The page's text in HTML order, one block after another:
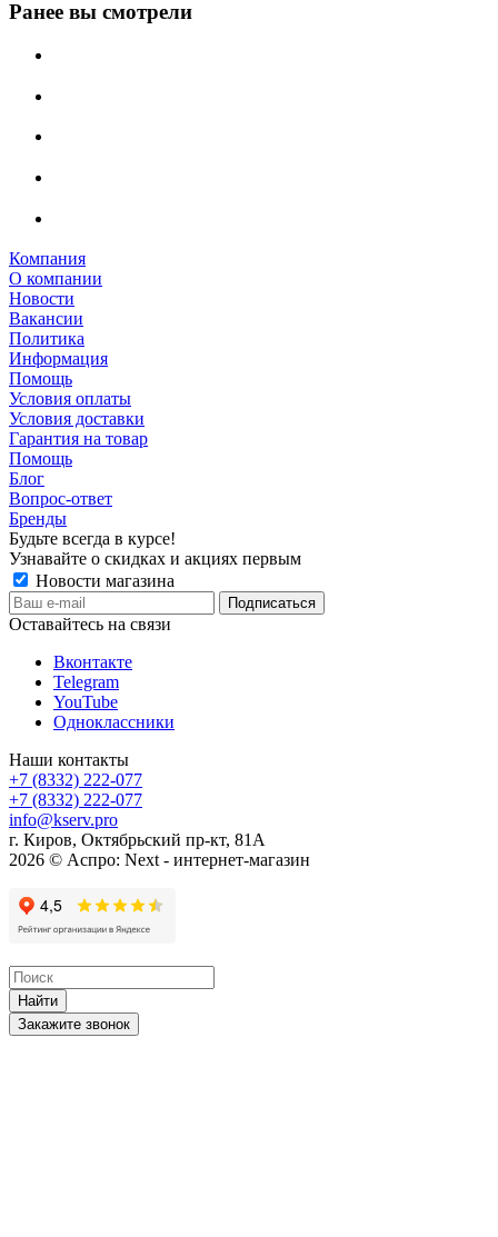
Ранее вы смотрели
Компания
О компании
Новости
Вакансии
Политика
Информация
Помощь
Условия оплаты
Условия доставки
Гарантия на товар
Помощь
Блог
Вопрос-ответ
Бренды
Будьте всегда в курсе!
Узнавайте о скидках и акциях первым
Новости магазина
Оставайтесь на связи
Вконтакте
Telegram
YouTube
Одноклассники
Наши контакты
+7 (8332) 222-077
+7 (8332) 222-077
info@kserv.pro
г. Киров, Октябрьский пр-кт, 81А
2026 © Аспро: Next - интернет-магазин
Найти
Закажите звонок